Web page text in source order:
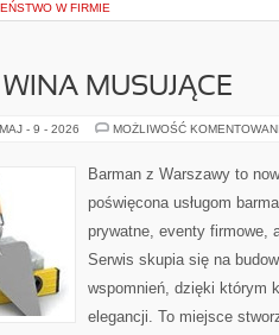
W FIRMIE
MUSUJĄCE
MAJ - 9 - 2026 MOŻLIWOŚĆ
Barman z Warszawy to
poświęcona usługom
prywatne, eventy firmowe,
Serwis skupia się na
wspomnień, dzięki którym
elegancji. To miejsce